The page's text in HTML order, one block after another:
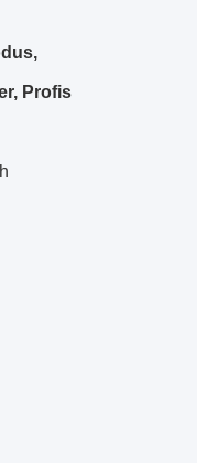
Profis